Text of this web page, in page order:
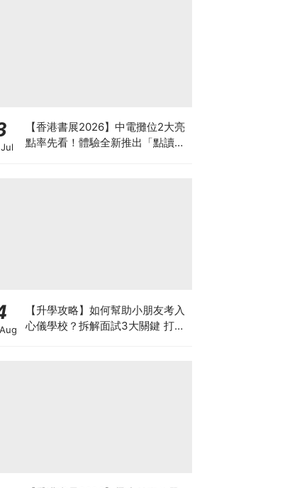
【香港書展2026】中電攤位2大亮
點率先看！體驗全新推出「點讀故
【升學攻略】如何幫助小朋友考入
心儀學校？拆解面試3大關鍵 打好